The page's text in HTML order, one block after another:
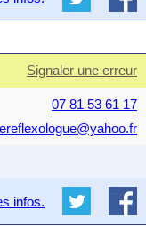
Signaler une erreur
07 81 53 61 17
infos.